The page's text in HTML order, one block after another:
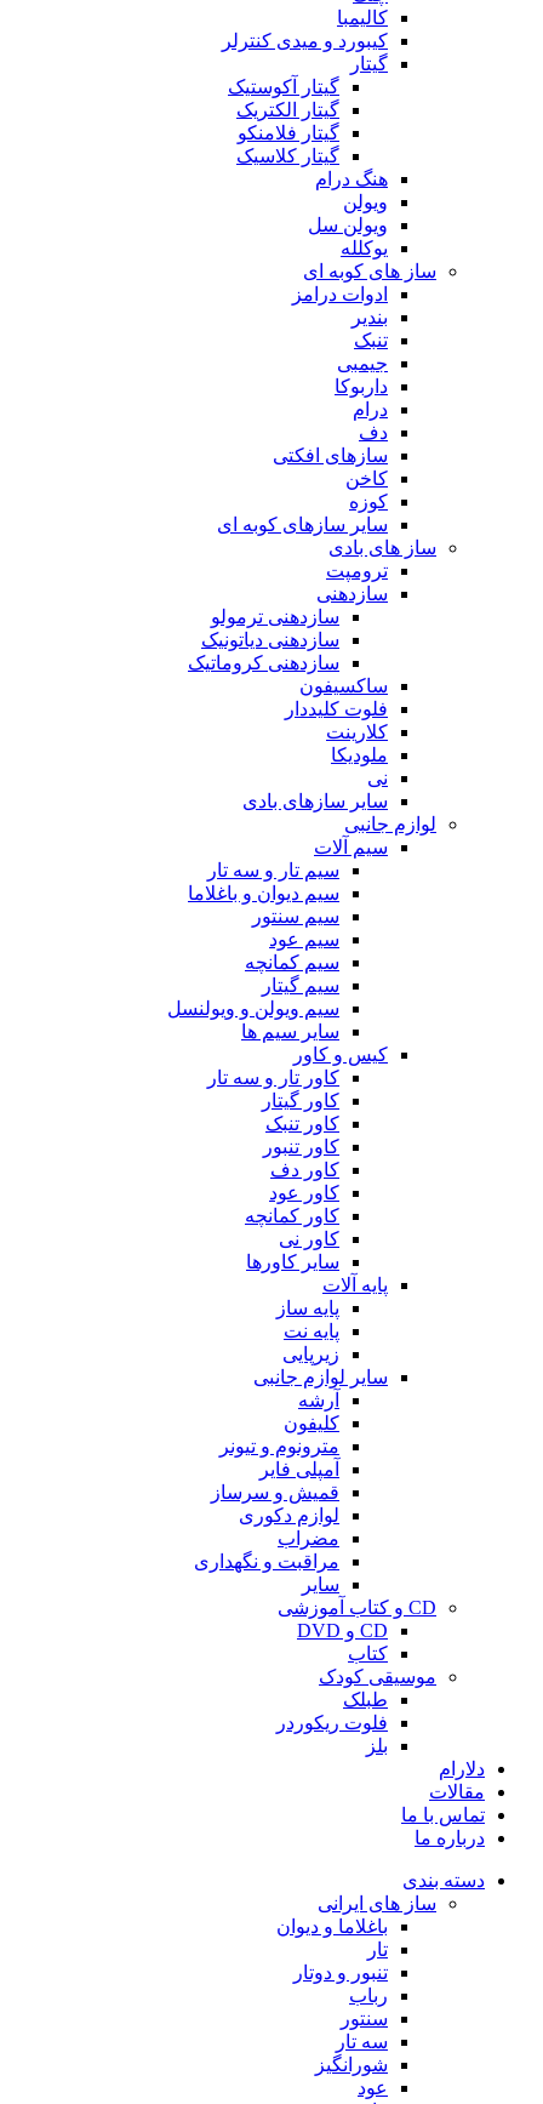
کالیمبا
کیبورد و میدی کنترلر
گیتار
گیتار آکوستیک
گیتار الکتریک
گیتار فلامنکو
گیتار کلاسیک
هنگ درام
ویولن
ویولن سل
یوکلله
ساز های کوبه ای
ادوات درامز
بندیر
تنبک
جیمبی
داربوکا
درام
دف
سازهای افکتی
کاخن
کوزه
سایر سازهای کوبه ای
ساز های بادی
ترومپت
سازدهنی
سازدهنی ترمولو
سازدهنی دیاتونیک
سازدهنی کروماتیک
ساکسیفون
فلوت کلیددار
کلارینت
ملودیکا
نی
سایر سازهای بادی
لوازم جانبی
سیم آلات
سیم تار و سه تار
سیم دیوان و باغلاما
سیم سنتور
سیم عود
سیم کمانچه
سیم گیتار
سیم ویولن و ویولنسل
سایر سیم ها
کیس و کاور
کاور تار و سه تار
کاور گیتار
کاور تنبک
کاور تنبور
کاور دف
کاور عود
کاور کمانچه
کاور نی
سایر کاورها
پایه آلات
پایه ساز
پایه نت
زیرپایی
سایر لوازم جانبی
آرشه
کلیفون
مترونوم و تیونر
آمپلی فایر
قمیش و سرساز
لوازم دکوری
مضراب
مراقبت و نگهداری
سایر
CD و کتاب آموزشی
CD و DVD
کتاب
موسیقی کودک
طبلک
فلوت ریکوردر
بلز
دلارام
مقالات
تماس با ما
درباره ما
دسته بندی
ساز های ایرانی
باغلاما و دیوان
تار
تنبور و دوتار
رباب
سنتور
سه تار
شورانگیز
عود